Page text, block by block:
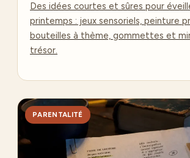
Des idées courtes et sûres pour
printemps : jeux sensoriels, peinture
bouteilles à thème, gommettes et
trésor.
PARENTALITÉ